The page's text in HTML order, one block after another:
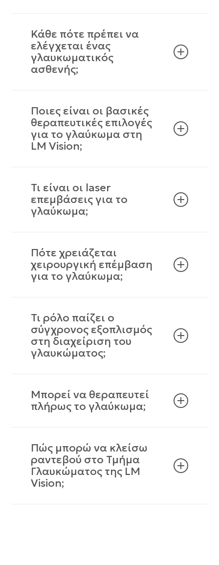
Κάθε πότε πρέπει να
ελέγχεται ένας
γλαυκωματικός
ασθενής;
Ποιες είναι οι βασικές
θεραπευτικές επιλογές
για το γλαύκωμα στη
LM Vision;
Τι είναι οι laser
επεμβάσεις για το
γλαύκωμα;
Πότε χρειάζεται
χειρουργική επέμβαση
για το γλαύκωμα;
Τι ρόλο παίζει ο
σύγχρονος εξοπλισμός
στη διαχείριση του
γλαυκώματος;
Μπορεί να θεραπευτεί
πλήρως το γλαύκωμα;
Πώς μπορώ να κλείσω
ραντεβού στο Τμήμα
Γλαυκώματος της LM
Vision;